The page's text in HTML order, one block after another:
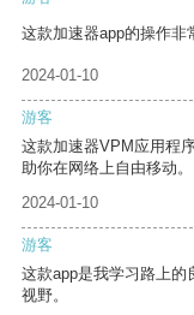
这款加速器app的操作非
2024-01-10
游客
这款加速器VPM应用程
助你在网络上自由移动。
2024-01-10
游客
这款app是我学习路上的
视野。